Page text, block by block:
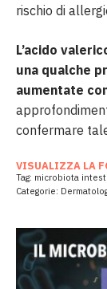
rischio di
L’acido
una qualche
aumentate
confermare
VISUALIZZA LA
Tag: microbiota
Categorie: